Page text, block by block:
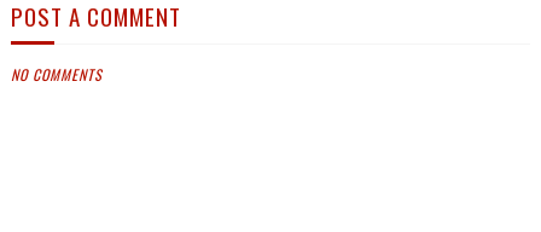
POST A COMMENT
NO COMMENTS